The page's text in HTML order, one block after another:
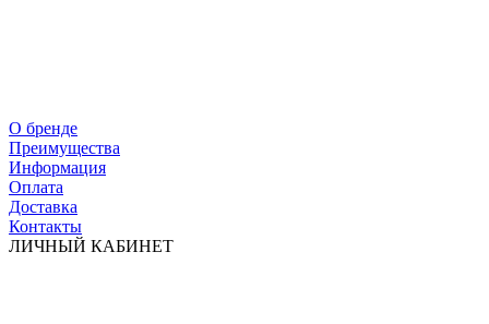
О бренде
Преимущества
Информация
Оплата
Доставка
Контакты
ЛИЧНЫЙ КАБИНЕТ